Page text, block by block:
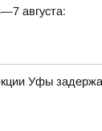
августа:
Уфы